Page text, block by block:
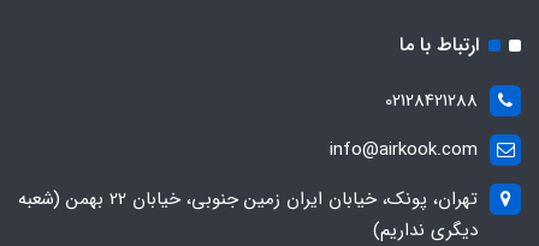
ارتباط با ما
02128421288
info@airkook.com
تهران، پونک، خیابان ایران زمین جنوبی، خیابان 22 بهمن (شعبه
دیگری نداریم)